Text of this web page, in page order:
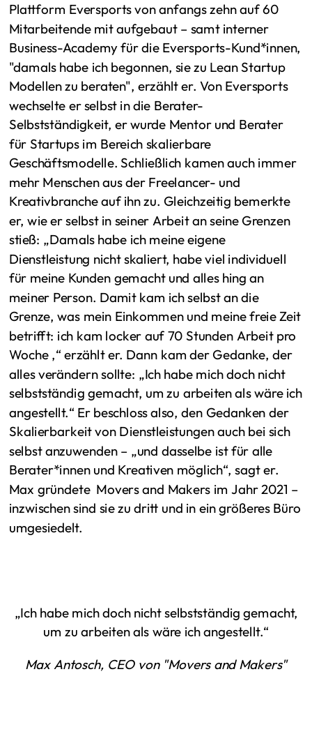
Plattform Eversports von anfangs zehn auf 60
Mitarbeitende mit aufgebaut – samt interner
Business-Academy für die Eversports-Kund*innen,
"damals habe ich begonnen, sie zu Lean Startup
Modellen zu beraten", erzählt er. Von Eversports
wechselte er selbst in die Berater-
Selbstständigkeit, er wurde Mentor und Berater
für Startups im Bereich skalierbare
Geschäftsmodelle. Schließlich kamen auch immer
mehr Menschen aus der Freelancer- und
Kreativbranche auf ihn zu. Gleichzeitig bemerkte
er, wie er selbst in seiner Arbeit an seine Grenzen
stieß: „Damals habe ich meine eigene
Dienstleistung nicht skaliert, habe viel individuell
für meine Kunden gemacht und alles hing an
meiner Person. Damit kam ich selbst an die
Grenze, was mein Einkommen und meine freie Zeit
betrifft: ich kam locker auf 70 Stunden Arbeit pro
Woche ,“ erzählt er. Dann kam der Gedanke, der
alles verändern sollte: „Ich habe mich doch nicht
selbstständig gemacht, um zu arbeiten als wäre ich
angestellt.“ Er beschloss also, den Gedanken der
Skalierbarkeit von Dienstleistungen auch bei sich
selbst anzuwenden – „und dasselbe ist für alle
Berater*innen und Kreativen möglich“, sagt er.
Max gründete Movers and Makers im Jahr 2021 –
inzwischen sind sie zu dritt und in ein größeres Büro
umgesiedelt.
„Ich habe mich doch nicht selbstständig gemacht,
um zu arbeiten als wäre ich angestellt.“
Max Antosch, CEO von "Movers and Makers"